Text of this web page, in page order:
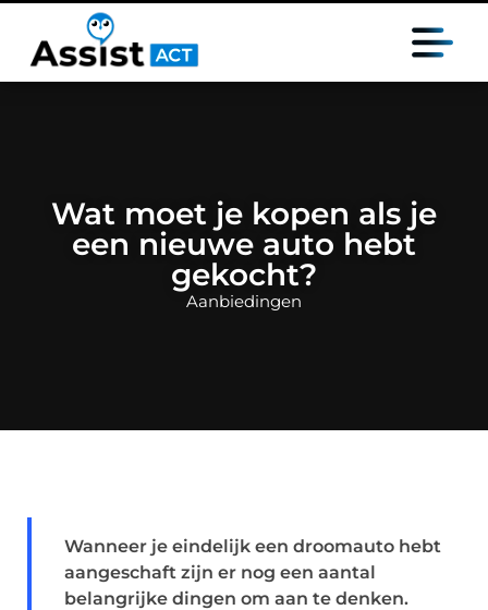
Wat moet je kopen als je
een nieuwe auto hebt
gekocht?
Aanbiedingen
Wanneer je eindelijk een droomauto hebt
aangeschaft zijn er nog een aantal
belangrijke dingen om aan te denken.